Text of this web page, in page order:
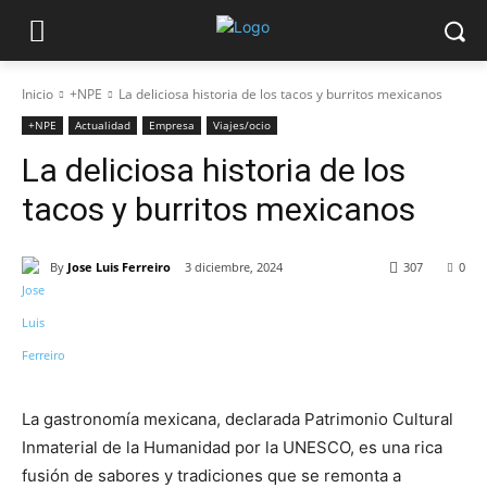
Inicio +NPE La deliciosa historia de los tacos y burritos mexicanos
+NPE Actualidad Empresa Viajes/ocio
La deliciosa historia de los
tacos y burritos mexicanos
By Jose Luis Ferreiro 3 diciembre, 2024 0
307
La gastronomía mexicana, declarada Patrimonio Cultural
Inmaterial de la Humanidad por la UNESCO, es una rica
fusión de sabores y tradiciones que se remonta a